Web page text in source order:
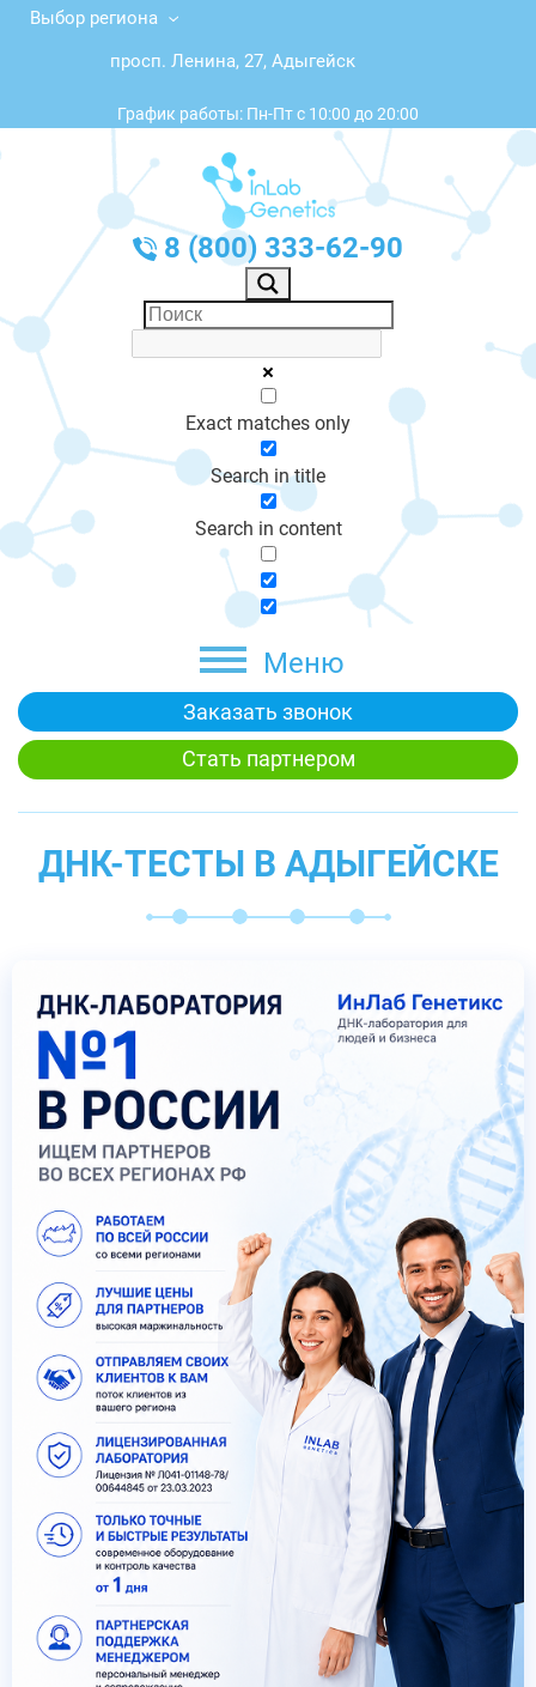
Выбор региона
просп. Ленина, 27, Адыгейск
График работы: Пн-Пт с 10:00 до 20:00
8 (800) 333-62-90
Exact matches only
Search in title
Search in content
Меню
Заказать звонок
Стать партнером
ДНК-ТЕСТЫ В АДЫГЕЙСКЕ